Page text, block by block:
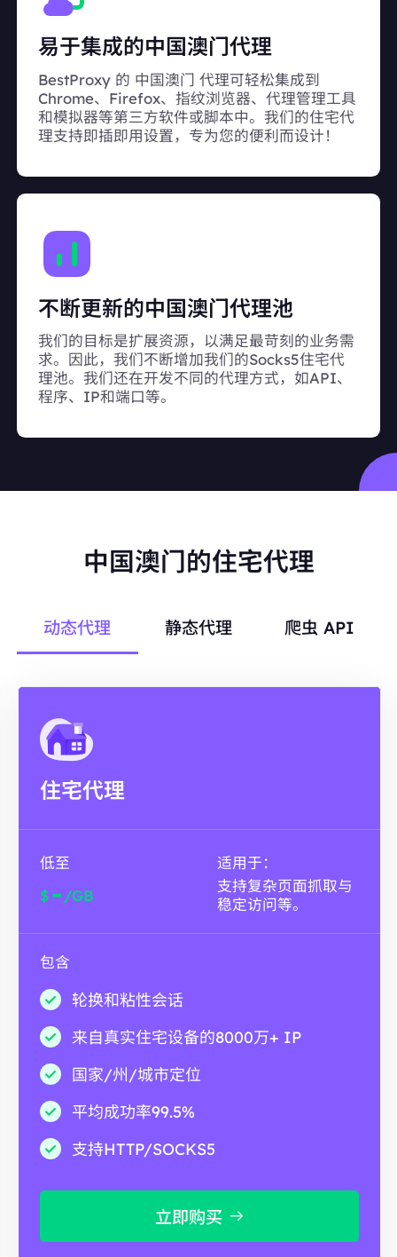
易于集成的中国澳门代理
BestProxy 的 中国澳门 代理可轻松集成到
Chrome、Firefox、指纹浏览器、代理管理工具
和模拟器等第三方软件或脚本中。我们的住宅代
理支持即插即用设置，专为您的便利而设计！
不断更新的中国澳门代理池
我们的目标是扩展资源，以满足最苛刻的业务需
求。因此，我们不断增加我们的Socks5住宅代
理池。我们还在开发不同的代理方式，如API、
程序、IP和端口等。
中国澳门的住宅代理
动态代理 静态代理 爬虫 API
住宅代理
低至
$- /GB
适用于：
支持复杂页面抓取与
稳定访问等。
包含
轮换和粘性会话
来自真实住宅设备的8000万+ IP
国家/州/城市定位
平均成功率99.5%
支持HTTP/SOCKS5
立即购买